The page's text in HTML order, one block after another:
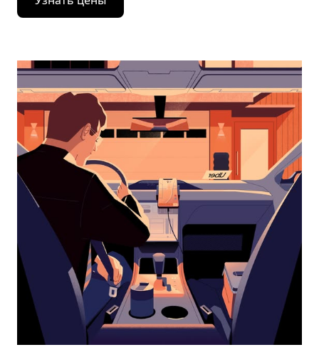
стрелку
вниз,
календарю
выбрать
дату.
Чтобы
закрыть
календарь,
нажмите
Esc.